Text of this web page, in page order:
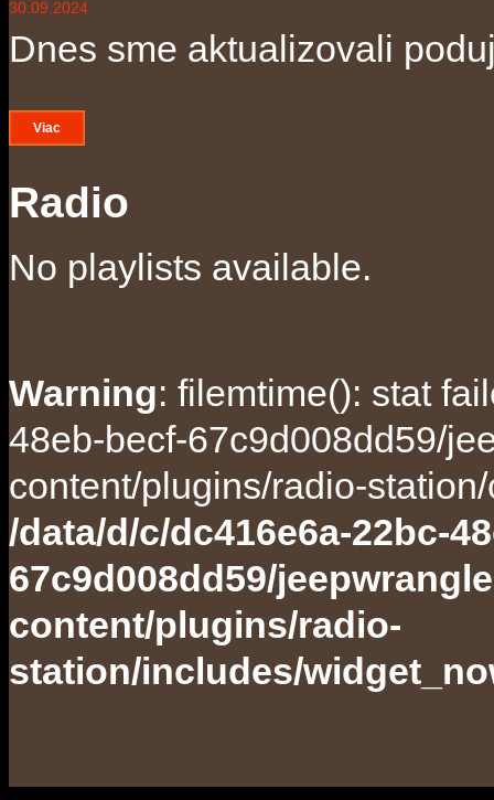
30.09.2024
Dnes sme aktualizovali
Viac
Radio
No playlists available.
Warning: filemtime(): stat
48eb-becf-67c9d008dd59/
content/plugins/radio-
/data/d/c/dc416e6a-22bc-
67c9d008dd59/
content/plugins/radio-
station/includes/